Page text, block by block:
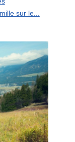
sur le...